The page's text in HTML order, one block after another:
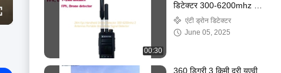
00:30
डिटेक्टर 300-6200mhz 2
एंटेना पोर्टेबल एंटी ड्रोन सिग्नल
डिटेक्टर
एंटी ड्रोन डिटेक्टर
June 05, 2025
360 डिग्री 3 किमी दूरी यूएवी